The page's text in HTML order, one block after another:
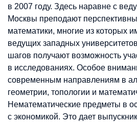
в 2007 году. Здесь наравне с
Москвы преподают
математики, многие из которых
ведущих западных
шагов получают возможность
в исследованиях. Особое
современным направлениям в
геометрии, топологии и
Нематематические предметы в
с экономикой. Это дает